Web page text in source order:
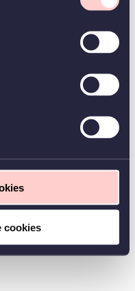
cookies